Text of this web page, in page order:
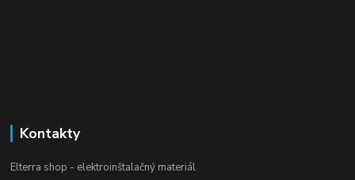
Kontakty
Elterra shop - elektroinštalačný materiál